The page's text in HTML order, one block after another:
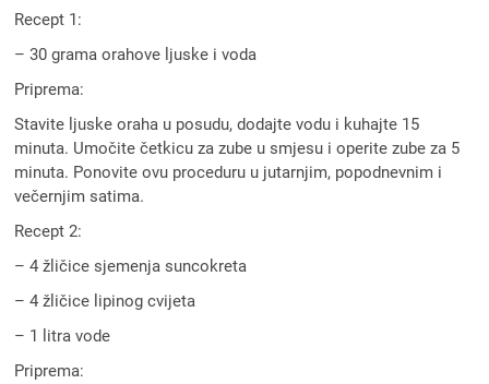
Recept 1:
– 30 grama orahove ljuske i voda
Priprema:
Stavite ljuske oraha u posudu, dodajte vodu i kuhajte 15
minuta. Umočite četkicu za zube u smjesu i operite zube za 5
minuta. Ponovite ovu proceduru u jutarnjim, popodnevnim i
večernjim satima.
Recept 2:
– 4 žličice sjemenja suncokreta
– 4 žličice lipinog cvijeta
– 1 litra vode
Priprema: